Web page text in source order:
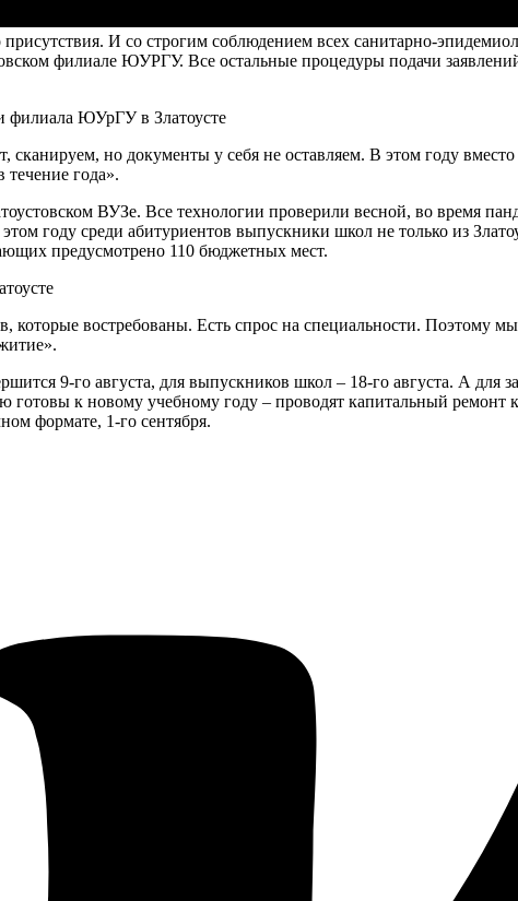
И со строгим соблюдением всех санитарно-
филиале ЮУРГУ. Все остальные процедуры подачи
ЮУрГУ в Златоусте
но документы у себя не оставляем. В этом году
года».
ВУЗе. Все технологии проверили весной, во время
году среди абитуриентов выпускники школ не только из
предусмотрено 110 бюджетных мест.
востребованы. Есть спрос на специальности. Поэтому
9-го августа, для выпускников школ – 18-го августа. А для
к новому учебному году – проводят капитальный ремонт
формате, 1-го сентября.